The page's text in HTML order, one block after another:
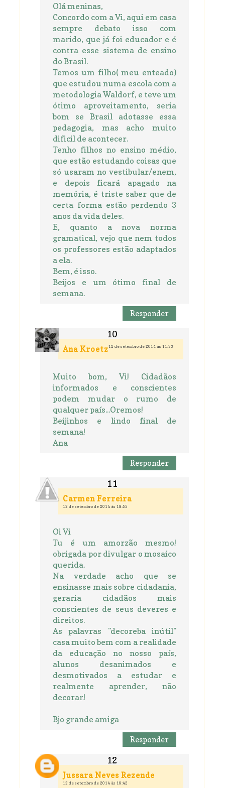
Olá meninas,
Concordo com a Vi, aqui em casa
sempre debato isso com
marido, que já foi educador e é
contra esse sistema de ensino
do Brasil.
Temos um filho( meu enteado)
que estudou numa escola com a
metodologia Waldorf, e teve um
ótimo aproveitamento, seria
bom se Brasil adotasse essa
pedagogia, mas acho muito
dificil de acontecer.
Tenho filhos no ensino médio,
que estão estudando coisas que
só usaram no vestibular/enem,
e depois ficará apagado na
memória, é triste saber que de
certa forma estão perdendo 3
anos da vida deles.
E, quanto a nova norma
gramatical, vejo que nem todos
os professores estão adaptados
a ela.
Bem, é isso.
Beijos e um ótimo final de
semana.
Responder
Ana Kroetz 12 de setembro de 2014 às 11:33
Muito bom, Vi! Cidadãos
informados e conscientes
podem mudar o rumo de
qualquer país...Oremos!
Beijinhos e lindo final de
semana!
Ana
Responder
Carmen Ferreira
12 de setembro de 2014 às 18:55
Oi Vi
Tu é um amorzão mesmo!
obrigada por divulgar o mosaico
querida.
Na verdade acho que se
ensinasse mais sobre cidadania,
geraria cidadãos mais
conscientes de seus deveres e
direitos.
As palavras "decoreba inútil"
casa muito bem com a realidade
da educação no nosso país,
alunos desanimados e
desmotivados a estudar e
realmente aprender, não
decorar!
Bjo grande amiga
Responder
Jussara Neves Rezende
12 de setembro de 2014 às 19:42